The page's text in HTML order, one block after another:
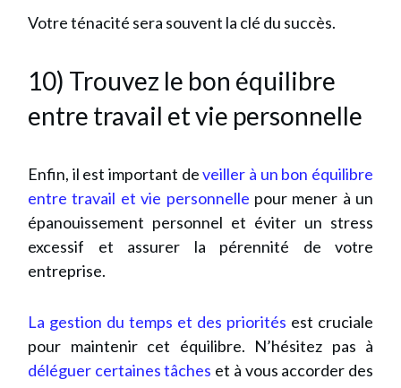
Votre ténacité sera souvent la clé du succès.
10) Trouvez le bon équilibre
entre travail et vie personnelle
Enfin, il est important deveiller à un bon équilibre
entre travail et vie personnelle pour mener à un
épanouissement personnel et éviter un stress
excessif et assurer la pérennité de votre
entreprise.
La gestion du temps et des priorités est cruciale
pour maintenir cet équilibre. N’hésitez pas à
déléguer certaines tâches et à vous accorder des